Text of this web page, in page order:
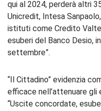
qui al 2024, perderà altri
Unicredit, Intesa
istituti come Credito
esuberi del Banco Desio,
settembre”.
“Il Cittadino” evidenzia
efficace nell’attenuare
“Uscite concordate,